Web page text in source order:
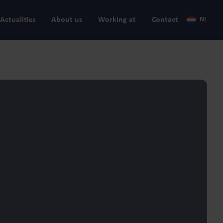
Actualities About us Working at Contact NL